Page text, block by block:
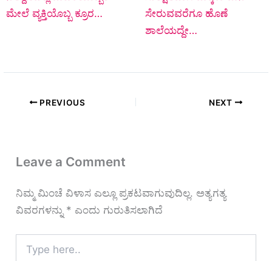
ಮೇಲೆ ವ್ಯಕ್ತಿಯೊಬ್ಬ ಕ್ರೂರ…
ಸೇರುವವರೆಗೂ ಹೊಣೆ
ಶಾಲೆಯದ್ದೇ…
PREVIOUS NEXT
Leave a Comment
ನಿಮ್ಮ ಮಿಂಚೆ ವಿಳಾಸ ಎಲ್ಲೂ ಪ್ರಕಟವಾಗುವುದಿಲ್ಲ. ಅತ್ಯಗತ್ಯ
ವಿವರಗಳನ್ನು * ಎಂದು ಗುರುತಿಸಲಾಗಿದೆ
here..